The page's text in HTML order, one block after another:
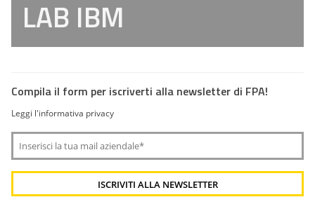
LAB IBM
Compila il form per iscriverti alla newsletter di FPA!
Leggi l'informativa privacy